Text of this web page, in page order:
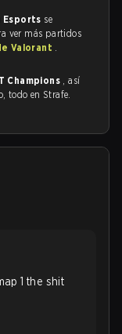
Esports se
ver más partidos
Valorant .
Champions , así
todo en Strafe.
1 the shit